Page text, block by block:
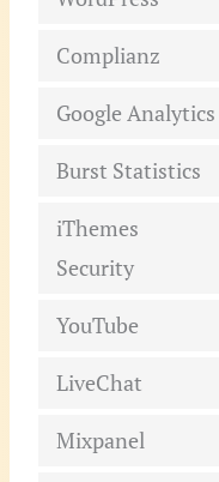
Complianz
Google Analytics
Burst Statistics
iThemes
Security
YouTube
LiveChat
Mixpanel